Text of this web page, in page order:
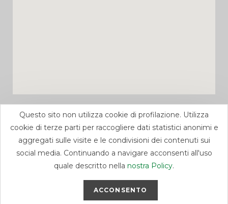
Progettato dagli studenti del Corso di Progettazione e
realizzazione di siti webe del Laboratorio WordPress e
Social Media , a.a. 2018/2019.
Questo sito non utilizza cookie di profilazione. Utilizza
cookie di terze parti per raccogliere dati statistici anonimi e
aggregati sulle visite e le condivisioni dei contenuti sui
social media. Continuando a navigare acconsenti all'uso
quale descritto nella nostra Policy.
ACCONSENTO